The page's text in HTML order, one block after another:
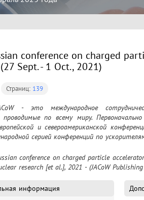
conference on charged
Sept. - 1 Oct., 2021)
Страниц: 139
- это международное
проводимые по всему миру.
и североамериканской
серией конференций по
research [et al.], 2021 - (JACoW
информация